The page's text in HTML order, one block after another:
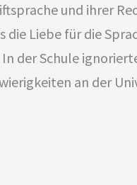
und ihrer
die Liebe für die
der Schule
an der